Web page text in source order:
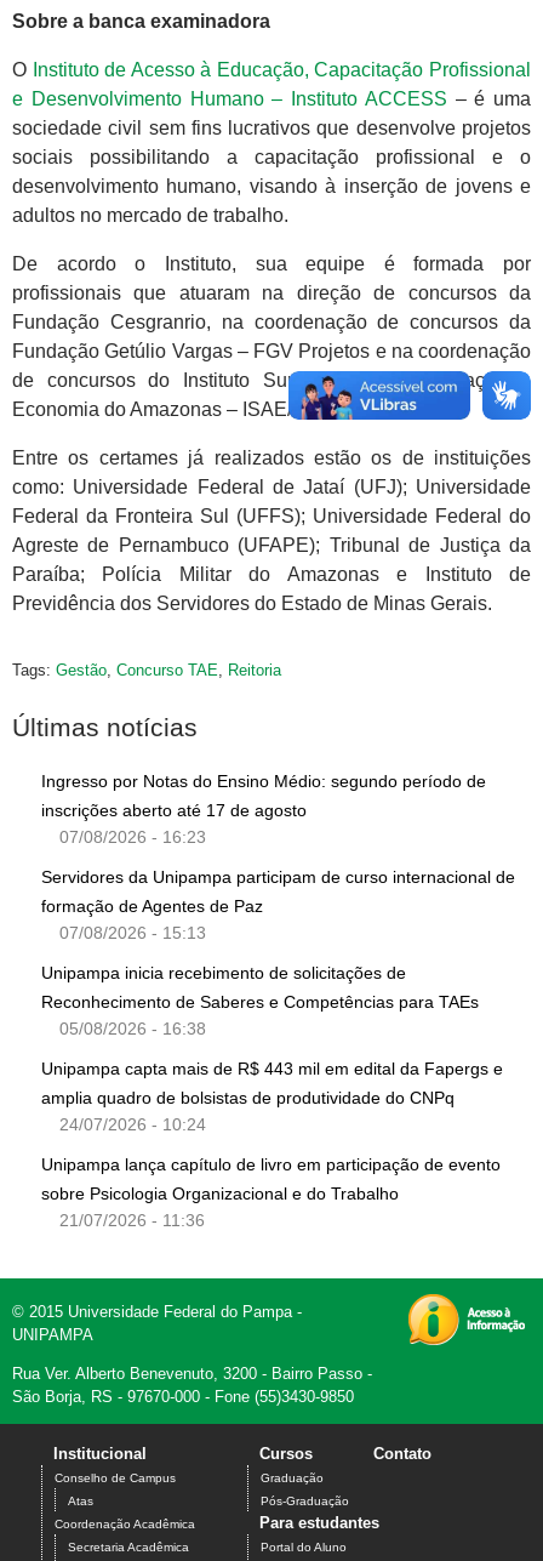
Sobre a banca examinadora
O Instituto de Acesso à Educação, Capacitação Profissional
e Desenvolvimento Humano – Instituto ACCESS – é uma
sociedade civil sem fins lucrativos que desenvolve projetos
sociais possibilitando a capacitação profissional e o
desenvolvimento humano, visando à inserção de jovens e
adultos no mercado de trabalho.
De acordo o Instituto, sua equipe é formada por
profissionais que atuaram na direção de concursos da
Fundação Cesgranrio, na coordenação de concursos da
Fundação Getúlio Vargas – FGV Projetos e na coordenação
de concursos do Instituto Superior de Administração e
Economia do Amazonas – ISAE/FGV.
Entre os certames já realizados estão os de instituições
como: Universidade Federal de Jataí (UFJ); Universidade
Federal da Fronteira Sul (UFFS); Universidade Federal do
Agreste de Pernambuco (UFAPE); Tribunal de Justiça da
Paraíba; Polícia Militar do Amazonas e Instituto de
Previdência dos Servidores do Estado de Minas Gerais.
Tags: Gestão, Concurso TAE, Reitoria
Últimas notícias
Ingresso por Notas do Ensino Médio: segundo período de
inscrições aberto até 17 de agosto
07/08/2026 - 16:23
Servidores da Unipampa participam de curso internacional de
formação de Agentes de Paz
07/08/2026 - 15:13
Unipampa inicia recebimento de solicitações de
Reconhecimento de Saberes e Competências para TAEs
05/08/2026 - 16:38
Unipampa capta mais de R$ 443 mil em edital da Fapergs e
amplia quadro de bolsistas de produtividade do CNPq
24/07/2026 - 10:24
Unipampa lança capítulo de livro em participação de evento
sobre Psicologia Organizacional e do Trabalho
21/07/2026 - 11:36
© 2015 Universidade Federal do Pampa -
UNIPAMPA
Rua Ver. Alberto Benevenuto, 3200 - Bairro Passo -
São Borja, RS - 97670-000 - Fone (55)3430-9850
Institucional
Conselho de Campus
Atas
Coordenação Acadêmica
Secretaria Acadêmica
Cursos
Graduação
Pós-Graduação
Contato
Para estudantes
Portal do Aluno